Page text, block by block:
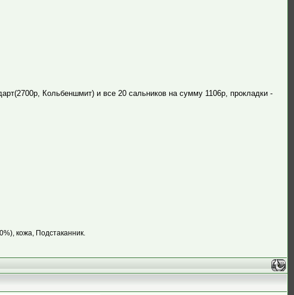
Кольбеншмит) и все 20 сальников на сумму 1106р, прокладки -
кожа, Подстаканник.